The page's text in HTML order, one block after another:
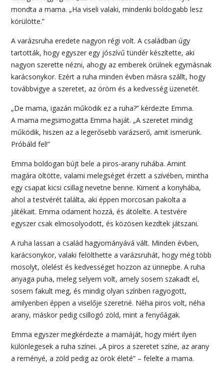
mondta a mama. „Ha viseli valaki, mindenki boldogabb lesz
körülötte.”
A varázsruha eredete nagyon régi volt. A családban úgy
tartották, hogy egyszer egy jószívű tündér készítette, aki
nagyon szerette nézni, ahogy az emberek örülnek egymásnak
karácsonykor. Ezért a ruha minden évben másra szállt, hogy
továbbvigye a szeretet, az öröm és a kedvesség üzenetét.
„De mama, igazán működik ez a ruha?” kérdezte Emma.
A mama megsimogatta Emma haját. „A szeretet mindig
működik, hiszen az a legerősebb varázserő, amit ismerünk.
Próbáld fel!”
Emma boldogan bújt bele a piros-arany ruhába. Amint
magára öltötte, valami melegséget érzett a szívében, mintha
egy csapat kicsi csillag nevetne benne. Kiment a konyhába,
ahol a testvérét találta, aki éppen morcosan pakolta a
játékait. Emma odament hozzá, és átölelte. A testvére
egyszer csak elmosolyodott, és közösen kezdtek játszani.
A ruha lassan a család hagyományává vált. Minden évben,
karácsonykor, valaki felölthette a varázsruhát, hogy még több
mosolyt, ölelést és kedvességet hozzon az ünnepbe. A ruha
anyaga puha, meleg selyem volt, amely sosem szakadt el,
sosem fakult meg, és mindig olyan színben ragyogott,
amilyenben éppen a viselője szeretné. Néha piros volt, néha
arany, máskor pedig csillogó zöld, mint a fenyőágak.
Emma egyszer megkérdezte a mamáját, hogy miért ilyen
különlegesek a ruha színei. „A piros a szeretet színe, az arany
a reményé, a zöld pedig az örök életé” – felelte a mama.